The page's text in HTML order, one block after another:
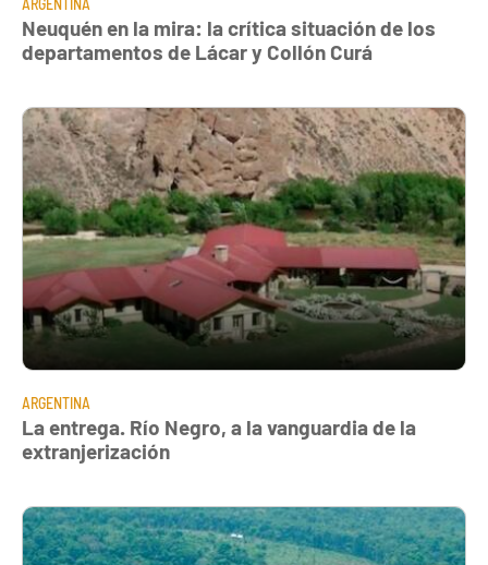
ARGENTINA
Neuquén en la mira: la crítica situación de los
departamentos de Lácar y Collón Curá
ARGENTINA
La entrega. Río Negro, a la vanguardia de la
extranjerización